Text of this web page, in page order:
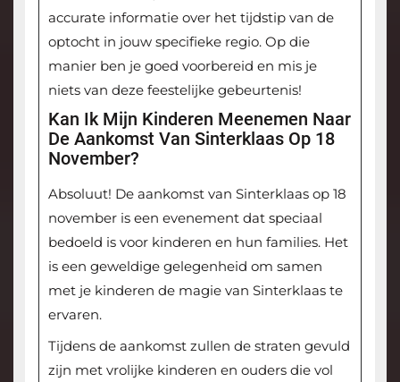
accurate informatie over het tijdstip van de
optocht in jouw specifieke regio. Op die
manier ben je goed voorbereid en mis je
niets van deze feestelijke gebeurtenis!
Kan Ik Mijn Kinderen Meenemen Naar
De Aankomst Van Sinterklaas Op 18
November?
Absoluut! De aankomst van Sinterklaas op 18
november is een evenement dat speciaal
bedoeld is voor kinderen en hun families. Het
is een geweldige gelegenheid om samen
met je kinderen de magie van Sinterklaas te
ervaren.
Tijdens de aankomst zullen de straten gevuld
zijn met vrolijke kinderen en ouders die vol